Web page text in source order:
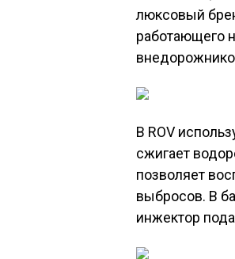
люксовый
работающего
В ROV
сжигает
позволяет
выбросов. В
инжектор